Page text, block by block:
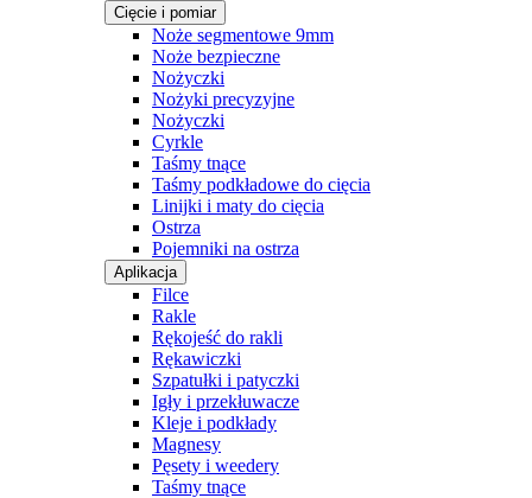
Cięcie i pomiar
Noże segmentowe 9mm
Noże bezpieczne
Nożyczki
Nożyki precyzyjne
Nożyczki
Cyrkle
Taśmy tnące
Taśmy podkładowe do cięcia
Linijki i maty do cięcia
Ostrza
Pojemniki na ostrza
Aplikacja
Filce
Rakle
Rękojeść do rakli
Rękawiczki
Szpatułki i patyczki
Igły i przekłuwacze
Kleje i podkłady
Magnesy
Pęsety i weedery
Taśmy tnące